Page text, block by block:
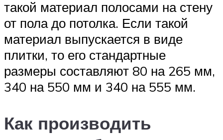
такой материал полосами на стену
от пола до потолка. Если такой
материал выпускается в виде
плитки, то его стандартные
размеры составляют 80 на 265 мм,
340 на 550 мм и 340 на 555 мм.
Как производить